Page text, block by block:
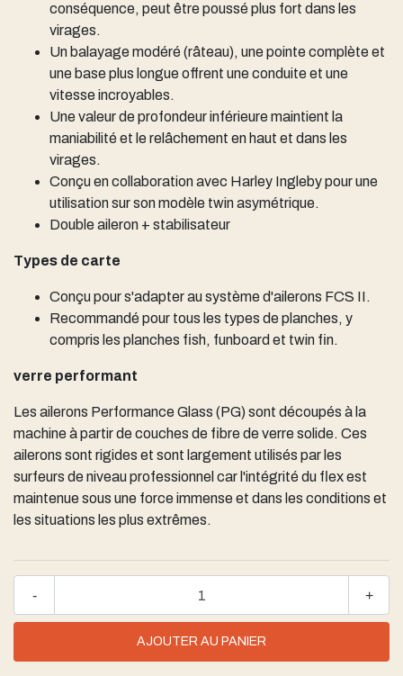
conséquence, peut être poussé plus fort dans les
virages.
Un balayage modéré (râteau), une pointe complète et
une base plus longue offrent une conduite et une
vitesse incroyables.
Une valeur de profondeur inférieure maintient la
maniabilité et le relâchement en haut et dans les
virages.
Conçu en collaboration avec Harley Ingleby pour une
utilisation sur son modèle twin asymétrique.
Double aileron + stabilisateur
Types de carte
Conçu pour s'adapter au système d'ailerons FCS II.
Recommandé pour tous les types de planches, y
compris les planches fish, funboard et twin fin.
verre performant
Les ailerons Performance Glass (PG) sont découpés à la
machine à partir de couches de fibre de verre solide. Ces
ailerons sont rigides et sont largement utilisés par les
surfeurs de niveau professionnel car l'intégrité du flex est
maintenue sous une force immense et dans les conditions et
les situations les plus extrêmes.
+
-